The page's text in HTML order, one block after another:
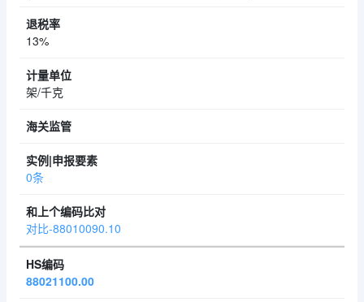
13%
架/千克
0条
对比-88010090.10
88021100.00